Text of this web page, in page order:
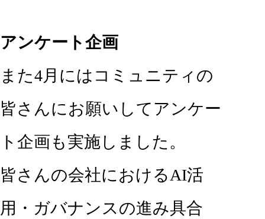
アンケート企画
また4月にはコミュニティの
皆さんにお願いしてアンケー
ト企画も実施しました。
皆さんの会社におけるAI活
用・ガバナンスの進み具合